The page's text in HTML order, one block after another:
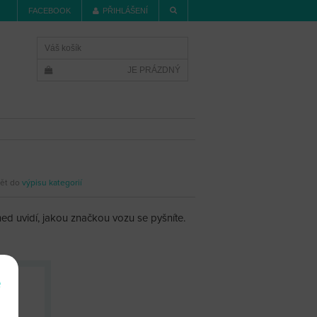
FACEBOOK PŘIHLÁŠENÍ
Váš košík
JE PRÁZDNÝ
do výpisu kategorií
uvidí, jakou značkou vozu se pyšníte.